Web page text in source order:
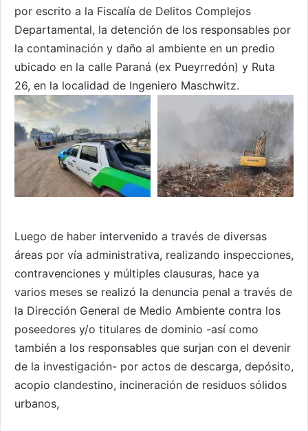
por escrito a la Fiscalía de Delitos Complejos
Departamental, la detención de los responsables por
la contaminación y daño al ambiente en un predio
ubicado en la calle Paraná (ex Pueyrredón) y Ruta
26, en la localidad de Ingeniero Maschwitz.
Luego de haber intervenido a través de diversas
áreas por vía administrativa, realizando inspecciones,
contravenciones y múltiples clausuras, hace ya
varios meses se realizó la denuncia penal a través de
la Dirección General de Medio Ambiente contra los
poseedores y/o titulares de dominio -así como
también a los responsables que surjan con el devenir
de la investigación- por actos de descarga, depósito,
acopio clandestino, incineración de residuos sólidos
urbanos,